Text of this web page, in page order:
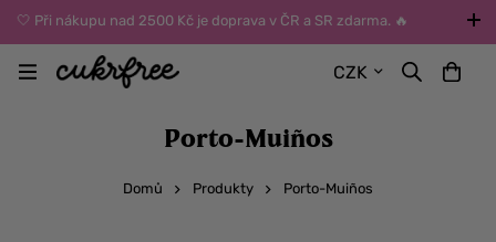
🤍 Při nákupu nad 2500 Kč je doprava v ČR a SR zdarma. 🔥
UPOZORNĚNÍ: Během léta vybírejte dopravu kurýrem nebo do Z-
BOXů umístěných uvnitř budov. Reklamace zboží způsobené
CZK
Porto-Muiños
Domů Produkty Porto-Muiños